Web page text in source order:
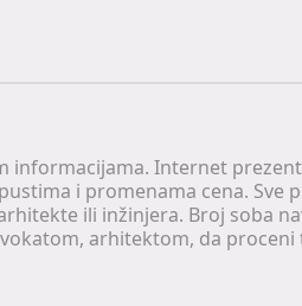
informacijama. Internet
i promenama cena. Sve
ili inžinjera. Broj soba
arhitektom, da